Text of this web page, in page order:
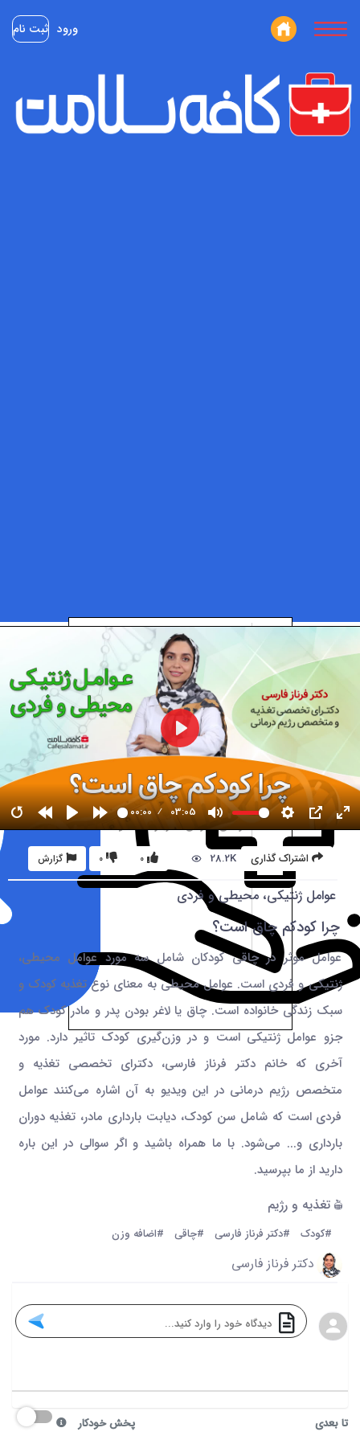
ورود ثبت نام
00:00 03:05
اشتراک گذاری 28.2K گزارش 0 0
عوامل ژنتیکی، محیطی و فردی
چرا کودکم چاق است؟
عوامل موثر در چاقی کودکان شامل سه مورد عوامل محیطی،
ژنتیکی و فردی است. عوامل محیطی به معنای نوع تغذیه کودک و
سبک زندگی خانواده است. چاق یا لاغر بودن پدر و مادر کودک هم
جزو عوامل ژنتیکی است و در وزن‌گیری کودک تاثیر دارد. مورد
آخری که خانم دکتر فرناز فارسی، دکترای تخصصی تغذیه و
متخصص رژیم درمانی در این ویدیو به آن اشاره می‌کنند عوامل
فردی است که شامل سن کودک، دیابت بارداری مادر، تغذیه دوران
بارداری و... می‌شود. با ما همراه باشید و اگر سوالی در این باره
دارید از ما بپرسید.
تغذیه و رژیم
#کودک #دکتر فرناز فارسی #چاقی #اضافه وزن
دکتر فرناز فارسی
تا بعدی پخش خودکار